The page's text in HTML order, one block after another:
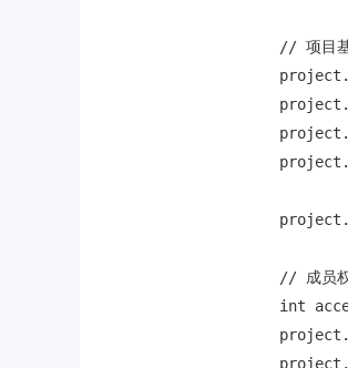
// 项目
// 成员
int